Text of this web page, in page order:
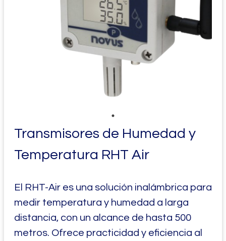
Transmisores de Humedad y
Temperatura RHT Air
El RHT-Air es una solución inalámbrica para
medir temperatura y humedad a larga
distancia, con un alcance de hasta 500
metros. Ofrece practicidad y eficiencia al